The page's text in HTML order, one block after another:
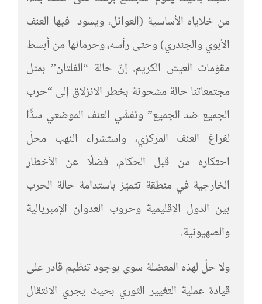
من خلاياه الأساسية (العوائل، ويسود فيها العنف
الأبوي والجندري) وحتى رأسه، وحرمانها من أبسط
مقوّمات العيش الكريم. إنّ حالة “الفلتان” بمثل
مجتمعاتنا حالة مشحونة بخطر الانزلاق إلى “حرب
الجميع ضد الجميع” وتفشّي العنف الموضعي سدًّا
لفراغ العنف المركزي، واستشراء النهب محلّ
احتكاره من قبل الحكام، فضلًا عن الأخطار
الخارجية في منطقة تتميّز باستدامة حالة الحرب
بين الدول الإقليمية وحروب العدوان الإمبريالية
والصهيونية.
ولا حلّ لهذه المعضلة سوى بوجود تنظيم قادر على
قيادة عملية التغيير الثوري بحيث يجري الانتقال